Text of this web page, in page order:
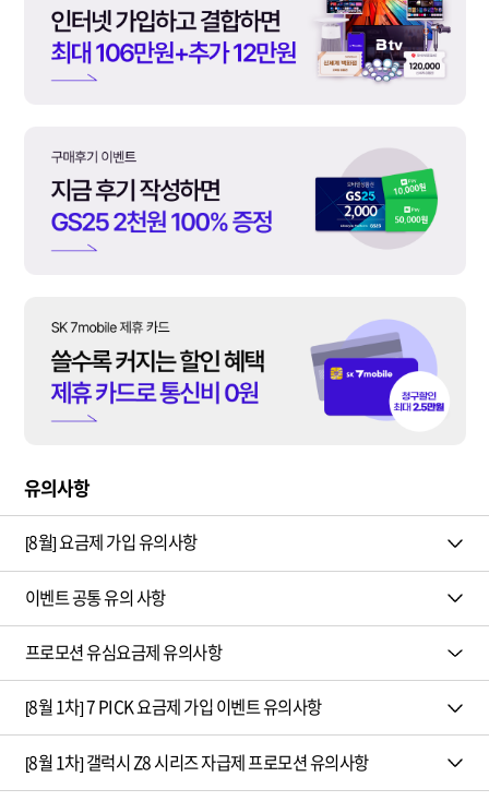
유의사항
[8월] 요금제 가입 유의사항
이벤트 공통 유의 사항
프로모션 유심요금제 유의사항
[8월 1차] 7 PICK 요금제 가입 이벤트 유의사항
[8월 1차] 갤럭시 Z8 시리즈 자급제 프로모션 유의사항